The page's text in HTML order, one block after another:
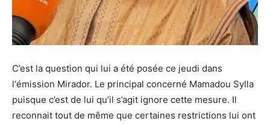
C’est la question qui lui a été posée ce jeudi dans
l‘émission Mirador. Le principal concerné Mamadou Sylla
puisque c’est de lui qu’il s’agit ignore cette mesure. Il
reconnait tout de même que certaines restrictions lui ont